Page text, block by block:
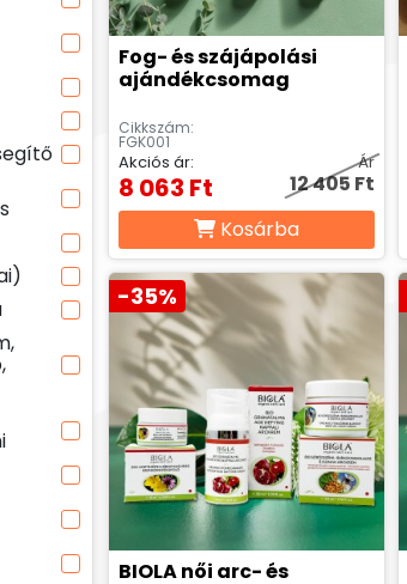
Fog- és szájápolási
ajándékcsomag
Cikkszám:
FGK001
Akciós ár:
8 063 Ft
Ár
12 405 Ft
Kosárba
-35%
BIOLA női arc- és